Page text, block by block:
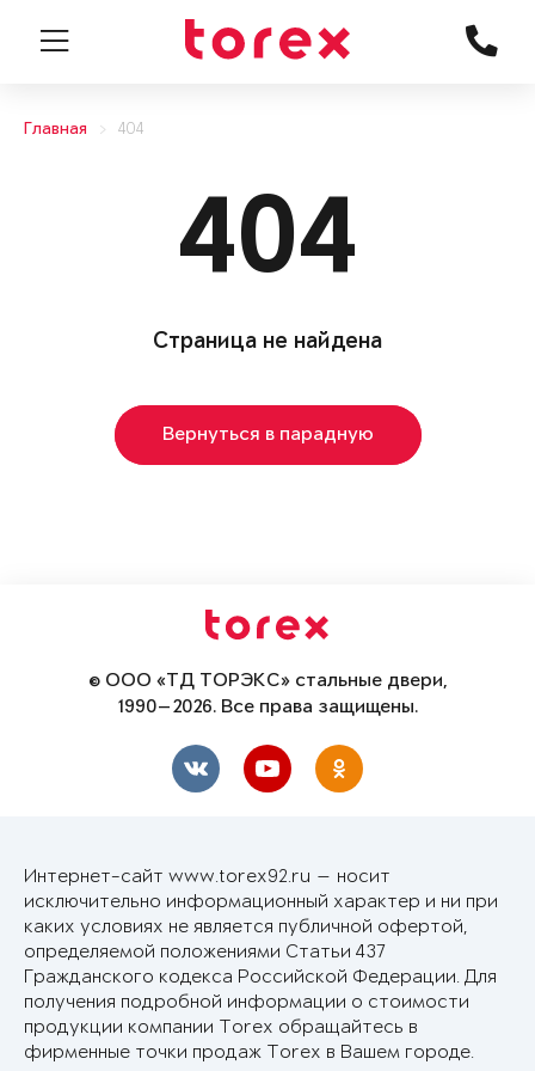
Главная 404
404
Страница не найдена
Вернуться в парадную
© ООО «ТД ТОРЭКС» стальные двери,
1990—2026. Все права защищены.
Интернет-сайт www.torex92.ru — носит
исключительно информационный характер и ни при
каких условиях не является публичной офертой,
определяемой положениями Статьи 437
Гражданского кодекса Российской Федерации. Для
получения подробной информации о стоимости
продукции компании Torex обращайтесь в
фирменные точки продаж Torex в Вашем городе.